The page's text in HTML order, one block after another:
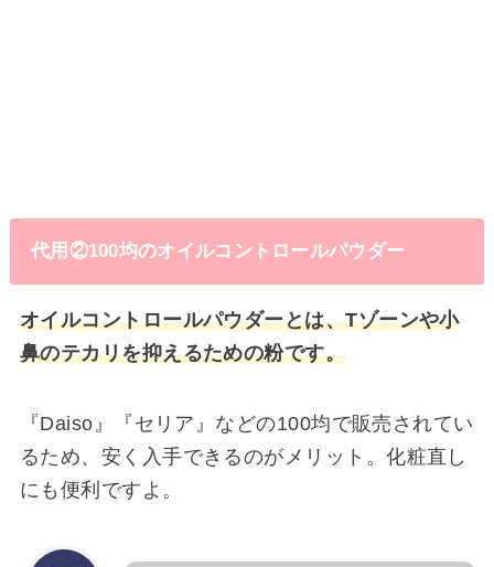
代用②100均のオイルコントロールパウダー
オイルコントロールパウダーとは、Tゾーンや小
鼻のテカリを抑えるための粉です。
『Daiso』『セリア』などの100均で販売されてい
るため、安く入手できるのがメリット。化粧直し
にも便利ですよ。